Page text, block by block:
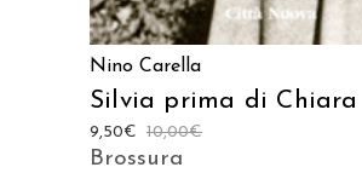
Nino Carella
Silvia prima di Chiara
10,00€
9,50€
Brossura